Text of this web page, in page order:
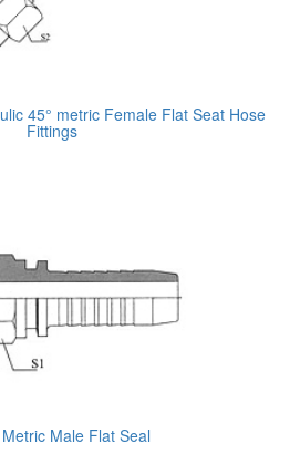
45° metric Female Flat Seat Hose
Fittings
Male Flat Seal